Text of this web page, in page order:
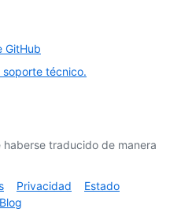
GitHub
técnico.
traducido de manera
Privacidad
Estado
Blog